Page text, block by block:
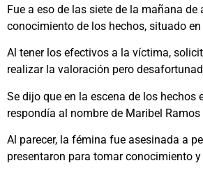
Fue a eso de las siete de la mañana
conocimiento de los hechos, situado
Al tener los efectivos a la víctima,
realizar la valoración pero
Se dijo que en la escena de los
respondía al nombre de Maribel
Al parecer, la fémina fue asesinada a
presentaron para tomar conocimiento